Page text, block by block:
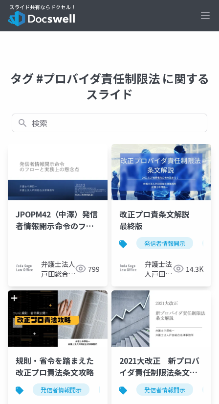
タグ #プロバイダ責任制限法 に関する
スライド
検索
JPOPM42（中澤）発信
者情報開示命令のフロ
弁護士法人
戸田総合法
799
改正プロ責条文解説
最終版
発信者情報開示
弁護士法
人戸田総
務所
14.3K
規則・省令を踏まえた
改正プロ責法条文攻略
発信者情報開示 プロバイダ責任制限法
2021大改正 新プロバ
イダ責任制限法条文解
説
発信者情報開示